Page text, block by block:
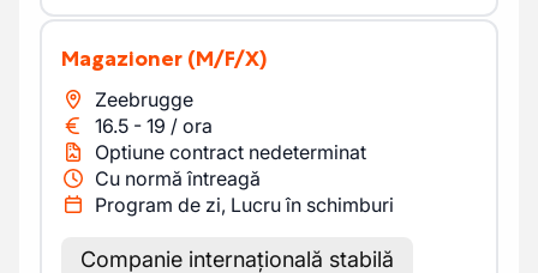
Magazioner (M/F/X)
Zeebrugge
16.5 - 19 / ora
Optiune contract nedeterminat
Cu normă întreagă
Program de zi, Lucru în schimburi
Companie internațională stabilă